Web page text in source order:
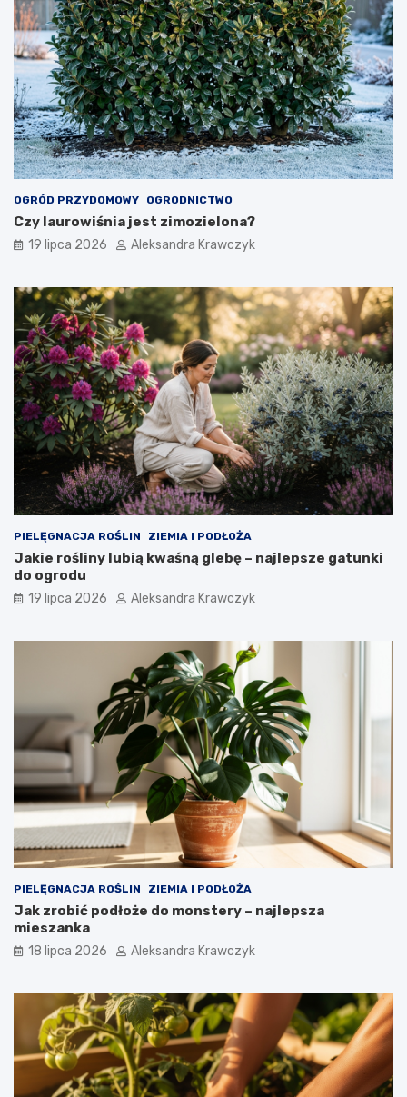
OGRÓD PRZYDOMOWY OGRODNICTWO
Czy laurowiśnia jest zimozielona?
19 lipca 2026 Aleksandra Krawczyk
PIELĘGNACJA ROŚLIN ZIEMIA I PODŁOŻA
Jakie rośliny lubią kwaśną glebę – najlepsze gatunki
do ogrodu
19 lipca 2026 Aleksandra Krawczyk
PIELĘGNACJA ROŚLIN ZIEMIA I PODŁOŻA
Jak zrobić podłoże do monstery – najlepsza
mieszanka
18 lipca 2026 Aleksandra Krawczyk